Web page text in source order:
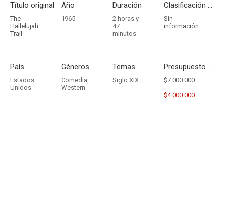
Título original
The
Hallelujah
Trail
Año
1965
Duración
2 horas y
47
minutos
Clasificación por edades
Sin
información
País
Estados
Unidos
Géneros
Comedia,
Western
Temas
Siglo XIX
Presupuesto - Ingresos
$7.000.000
-
$4.000.000